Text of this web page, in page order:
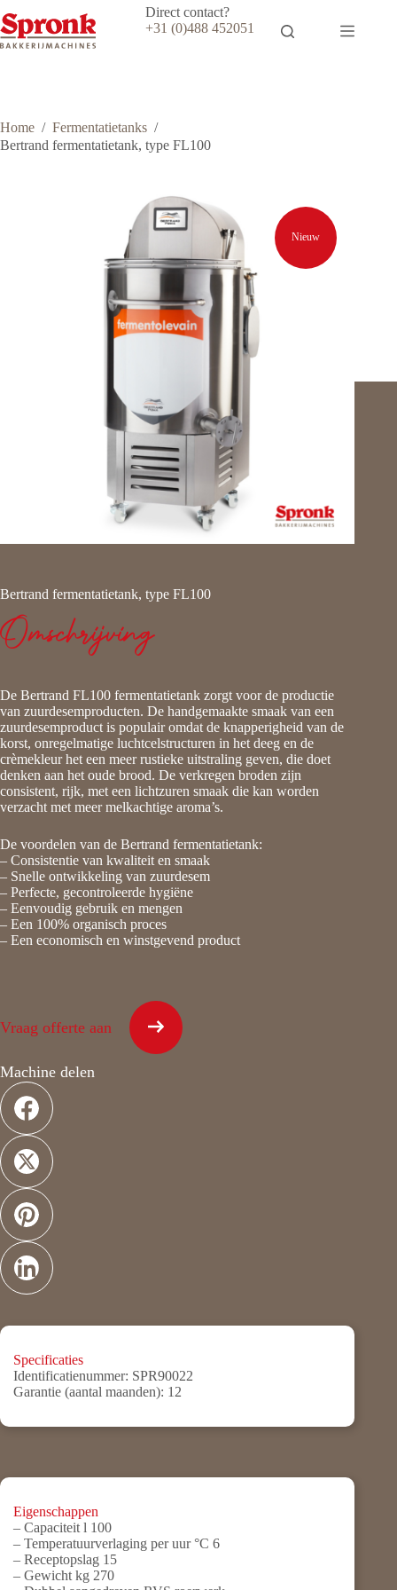
naar
de
Direct contact?
+31 (0)488 452051
Home / Fermentatietanks /
Bertrand fermentatietank, type FL100
Nieuw
Bertrand fermentatietank, type FL100
Omschrijving
De Bertrand FL100 fermentatietank zorgt voor de productie
van zuurdesemproducten. De handgemaakte smaak van een
zuurdesemproduct is populair omdat de knapperigheid van de
korst, onregelmatige luchtcelstructuren in het deeg en de
crèmekleur het een meer rustieke uitstraling geven, die doet
denken aan het oude brood. De verkregen broden zijn
consistent, rijk, met een lichtzuren smaak die kan worden
verzacht met meer melkachtige aroma’s.
De voordelen van de Bertrand fermentatietank:
– Consistentie van kwaliteit en smaak
– Snelle ontwikkeling van zuurdesem
– Perfecte, gecontroleerde hygiëne
– Eenvoudig gebruik en mengen
– Een 100% organisch proces
– Een economisch en winstgevend product
Specificaties
Identificatienummer: SPR90022
Garantie (aantal maanden): 12
Eigenschappen
– Capaciteit l 100
– Temperatuurverlaging per uur °C 6
– Receptopslag 15
– Gewicht kg 270
Vraag offerte aan
Machine delen